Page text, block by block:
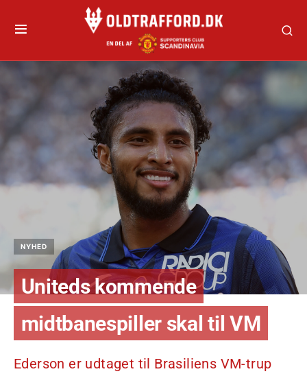
NYHED
Uniteds kommende
midtbanespiller skal til VM
Ederson er udtaget til Brasiliens VM-trup